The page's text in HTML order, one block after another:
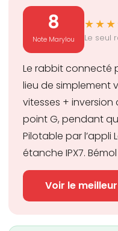
8
Note Marylou Le seul
Le rabbit connecté
lieu de simplement
vitesses + inversion
point G, pendant
Pilotable par l’appli
étanche IPX7.
Voir le